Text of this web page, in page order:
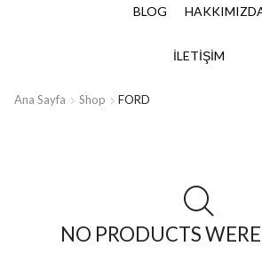
BLOG
İLETIŞIM
Ana Sayfa Shop FORD
NO PRODUCTS